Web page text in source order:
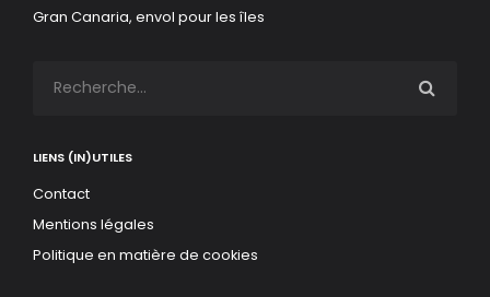
Gran Canaria, envol pour les îles
LIENS (IN)UTILES
Contact
Mentions légales
Politique en matière de cookies